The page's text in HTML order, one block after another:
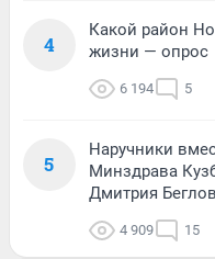
4
Какой район
жизни — опрос
6 194 5
5
Наручники
Минздрава
Дмитрия
4 909 15